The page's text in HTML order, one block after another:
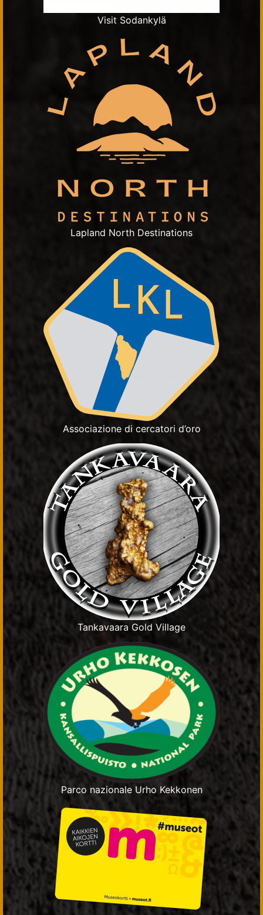
Visit Sodankylä
Lapland North Destinations
Associazione di cercatori d’oro
Tankavaara Gold Village
Parco nazionale Urho Kekkonen